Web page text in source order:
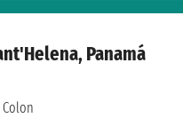
Panamá
Colon